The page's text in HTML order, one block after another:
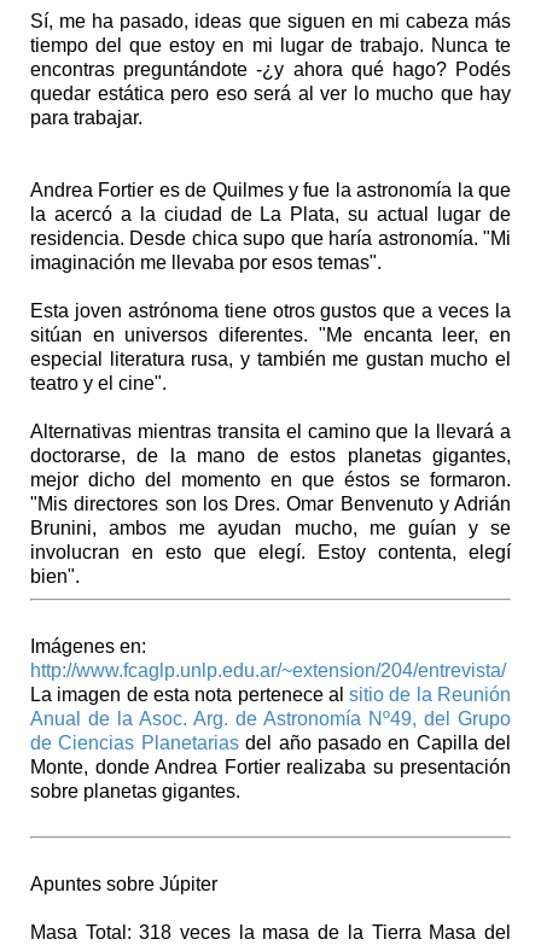
Sí, me ha pasado, ideas que siguen en mi cabeza más
tiempo del que estoy en mi lugar de trabajo. Nunca te
encontras preguntándote -¿y ahora qué hago? Podés
quedar estática pero eso será al ver lo mucho que hay
para trabajar.
Andrea Fortier es de Quilmes y fue la astronomía la que
la acercó a la ciudad de La Plata, su actual lugar de
residencia. Desde chica supo que haría astronomía. "Mi
imaginación me llevaba por esos temas".
Esta joven astrónoma tiene otros gustos que a veces la
sitúan en universos diferentes. "Me encanta leer, en
especial literatura rusa, y también me gustan mucho el
teatro y el cine".
Alternativas mientras transita el camino que la llevará a
doctorarse, de la mano de estos planetas gigantes,
mejor dicho del momento en que éstos se formaron.
"Mis directores son los Dres. Omar Benvenuto y Adrián
Brunini, ambos me ayudan mucho, me guían y se
involucran en esto que elegí. Estoy contenta, elegí
bien".
Imágenes en:
http://www.fcaglp.unlp.edu.ar/~extension/204/entrevista/
La imagen de esta nota pertenece alsitio de la Reunión
Anual de la Asoc. Arg. de Astronomía Nº49, del Grupo
de Ciencias Planetariasdel año pasado en Capilla del
Monte, donde Andrea Fortier realizaba su presentación
sobre planetas gigantes.
Apuntes sobre Júpiter
Masa Total: 318 veces la masa de la Tierra Masa del